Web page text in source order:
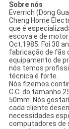
Sobre nós
Everrich (Dong
Cheng Home
que é
escova e de
Oct.1985. Foi 30
fabricação de fãs
equipamento de
nós temos
técnica é forte.
Nós fizemos
C.C. do tamanho
50mm. Nós
cada cliente
necessidades
computadores de